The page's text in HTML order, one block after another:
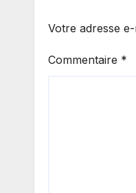
Votre adresse
Commentaire *